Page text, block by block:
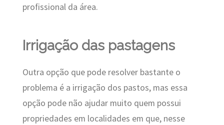
profissional da área.
Irrigação das pastagens
Outra opção que pode resolver bastante o
problema é a irrigação dos pastos, mas essa
opção pode não ajudar muito quem possui
propriedades em localidades em que, nesse